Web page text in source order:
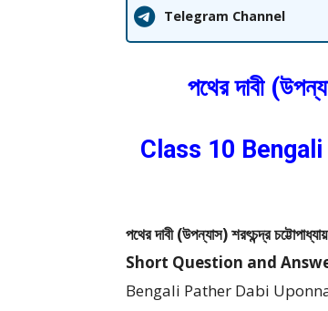
Telegram Channel
পথের দাবী
Class 10
পথের দাবী (উপন্যাস) শরৎচন্দ্র
Short Question and
Bengali Pather Dabi